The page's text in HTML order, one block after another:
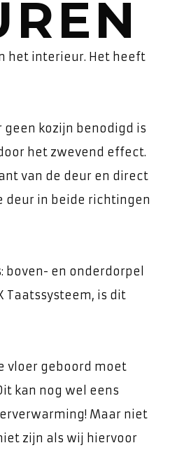
het interieur. Het heeft
kozijn benodigd is
het zwevend effect.
van de deur en direct
deur in beide richtingen
en onderdorpel
Taatssysteem, is dit
vloer geboord moet
kan nog wel eens
Maar niet
zijn als wij hiervoor